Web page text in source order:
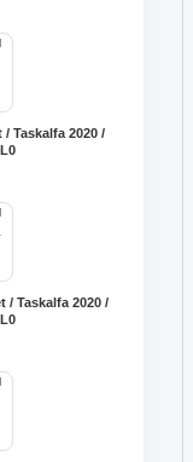
Taskalfa 2020 /
/ Taskalfa 2020 /